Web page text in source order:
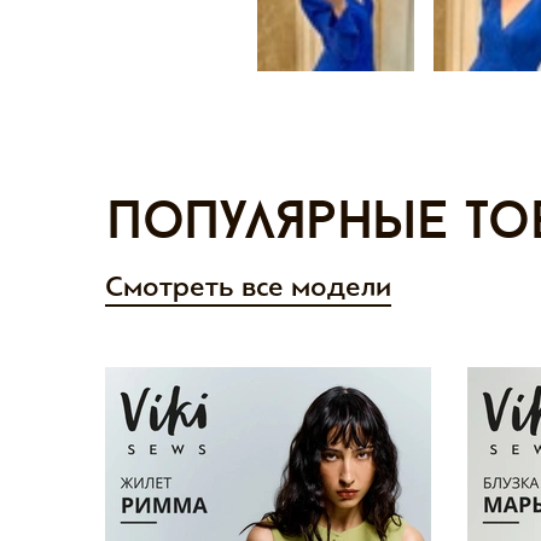
Популярные
Смотреть все модели